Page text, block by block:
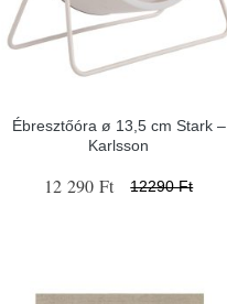
Ébresztőóra ø 13,5 cm Stark –
Karlsson
12 290 Ft 12290 Ft